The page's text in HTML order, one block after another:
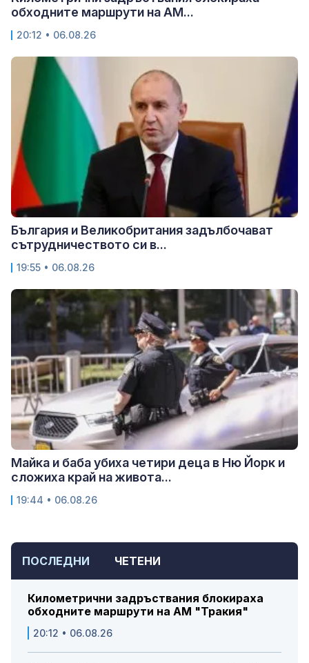
ПОСЛЕДНИ ЧЕТЕНИ
Километрични задръствания блокираха
обходните маршрути на АМ "Тракия"
20:12 • 06.08.26
обходните маршрути на АМ...
20:12 • 06.08.26
България и Великобритания задълбочават
сътрудничеството си в...
19:55 • 06.08.26
Майка и баба убиха четири деца в Ню Йорк и
сложиха край на живота...
19:44 • 06.08.26